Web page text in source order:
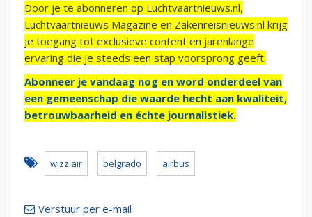
Door je te abonneren op Luchtvaartnieuws.nl,
Luchtvaartnieuws Magazine en Zakenreisnieuws.nl krijg
je toegang tot exclusieve content en jarenlange
ervaring die je steeds een stap voorsprong geeft.
Abonneer je vandaag nog en word onderdeel van
een gemeenschap die waarde hecht aan kwaliteit,
betrouwbaarheid en échte journalistiek.
wizz air belgrado airbus
Verstuur per e-mail